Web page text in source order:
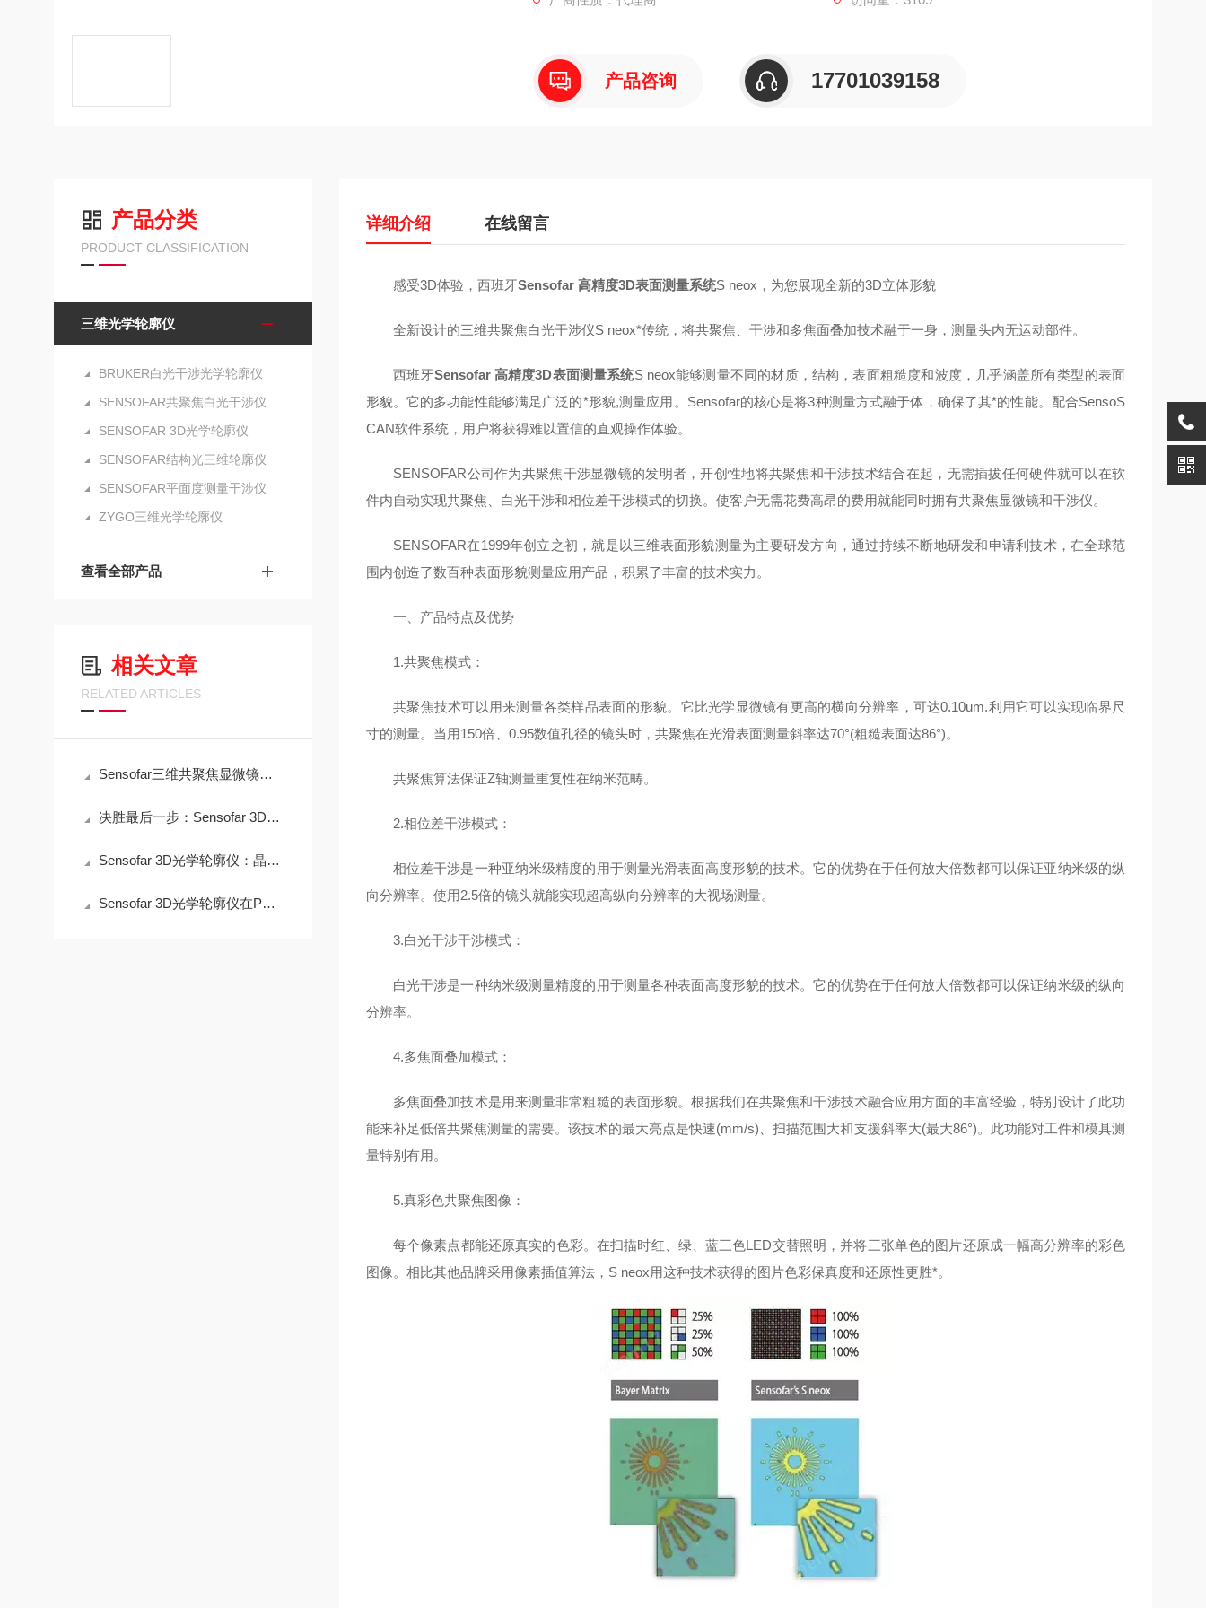
产品咨询 17701039158
产品分类
PRODUCT CLASSIFICATION
三维光学轮廓仪
BRUKER白光干涉光学轮廓仪
SENSOFAR共聚焦白光干涉仪
SENSOFAR 3D光学轮廓仪
SENSOFAR结构光三维轮廓仪
SENSOFAR平面度测量干涉仪
ZYGO三维光学轮廓仪
查看全部产品
相关文章
RELATED ARTICLES
Sensofar三维共聚焦显微镜微纳世界的“全能测绘师”
决胜最后一步：Sensofar 3D光学轮廓仪如何为先进封装“微Bump”精准把关
Sensofar 3D光学轮廓仪：晶圆胶与MEMS器件的精密测量利器
Sensofar 3D光学轮廓仪在PCB表面测量中的应用
详细介绍 在线留言
感受3D体验，西班牙Sensofar 高精度3D表面测量系统S neox，为您展现全新的3D立体形貌
全新设计的三维共聚焦白光干涉仪S neox*传统，将共聚焦、干涉和多焦面叠加技术融于一身，测量头内无运动部件。
西班牙Sensofar 高精度3D表面测量系统S neox能够测量不同的材质，结构，表面粗糙度和波度，几乎涵盖所有类型的表面
形貌。它的多功能性能够满足广泛的*形貌,测量应用。Sensofar的核心是将3种测量方式融于体，确保了其*的性能。配合SensoS
CAN软件系统，用户将获得难以置信的直观操作体验。
SENSOFAR公司作为共聚焦干涉显微镜的发明者，开创性地将共聚焦和干涉技术结合在起，无需插拔任何硬件就可以在软
件内自动实现共聚焦、白光干涉和相位差干涉模式的切换。使客户无需花费高昂的费用就能同时拥有共聚焦显微镜和干涉仪。
SENSOFAR在1999年创立之初，就是以三维表面形貌测量为主要研发方向，通过持续不断地研发和申请利技术，在全球范
围内创造了数百种表面形貌测量应用产品，积累了丰富的技术实力。
一、产品特点及优势
1.共聚焦模式：
共聚焦技术可以用来测量各类样品表面的形貌。它比光学显微镜有更高的横向分辨率，可达0.10um.利用它可以实现临界尺
寸的测量。当用150倍、0.95数值孔径的镜头时，共聚焦在光滑表面测量斜率达70°(粗糙表面达86°)。
共聚焦算法保证Z轴测量重复性在纳米范畴。
2.相位差干涉模式：
相位差干涉是一种亚纳米级精度的用于测量光滑表面高度形貌的技术。它的优势在于任何放大倍数都可以保证亚纳米级的纵
向分辨率。使用2.5倍的镜头就能实现超高纵向分辨率的大视场测量。
3.白光干涉干涉模式：
白光干涉是一种纳米级测量精度的用于测量各种表面高度形貌的技术。它的优势在于任何放大倍数都可以保证纳米级的纵向
分辨率。
4.多焦面叠加模式：
多焦面叠加技术是用来测量非常粗糙的表面形貌。根据我们在共聚焦和干涉技术融合应用方面的丰富经验，特别设计了此功
能来补足低倍共聚焦测量的需要。该技术的最大亮点是快速(mm/s)、扫描范围大和支援斜率大(最大86°)。此功能对工件和模具测
量特别有用。
5.真彩色共聚焦图像：
每个像素点都能还原真实的色彩。在扫描时红、绿、蓝三色LED交替照明，并将三张单色的图片还原成一幅高分辨率的彩色
图像。相比其他品牌采用像素插值算法，S neox用这种技术获得的图片色彩保真度和还原性更胜*。